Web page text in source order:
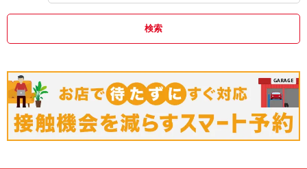
メッキ系 中古タイヤ付
お買得
即納セット
ロルフハルトゲ